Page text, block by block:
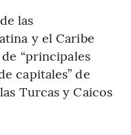
las
y el Caribe
“principales
capitales” de
Turcas y Caicos